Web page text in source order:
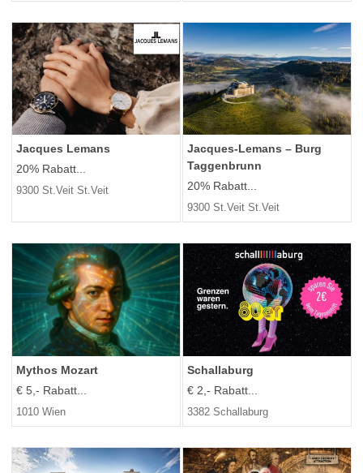
Jacques Lemans
20% Rabatt...
9300 St.Veit St.Veit
Jacques-Lemans – Burg
Taggenbrunn
20% Rabatt...
9300 St.Veit St.Veit
Mythos Mozart
€ 5,- Rabatt...
1010 Wien
Schallaburg
€ 2,- Rabatt...
3382 Schallaburg